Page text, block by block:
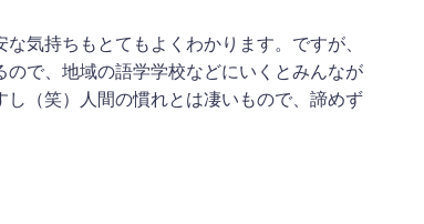
気持ちもとてもよくわかります。ですが、
で、地域の語学学校などにいくとみんなが
（笑）人間の慣れとは凄いもので、諦めず